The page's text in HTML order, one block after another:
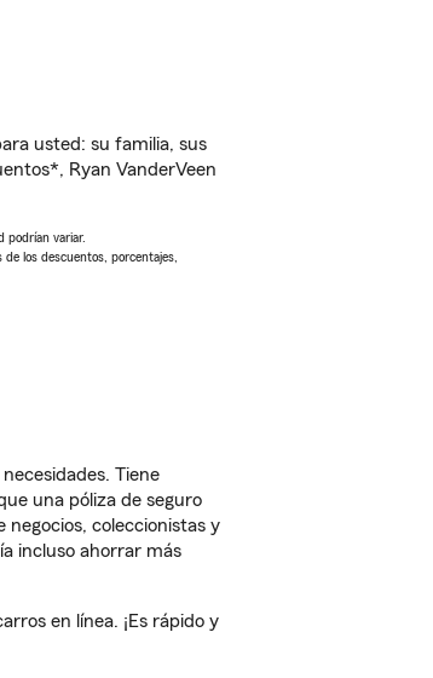
usted: su familia, sus
Ryan VanderVeen
podrían variar.
los descuentos, porcentajes,
Tiene
una póliza de seguro
coleccionistas y
incluso ahorrar más
en línea. ¡Es rápido y